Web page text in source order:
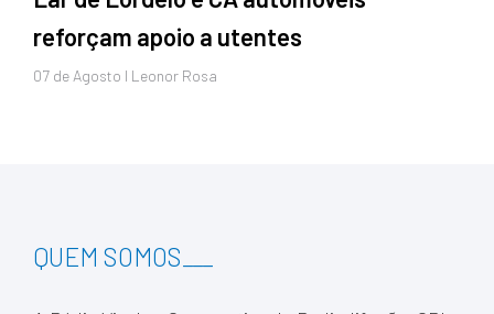
reforçam apoio a utentes
07 de Agosto I Leonor Rosa
QUEM SOMOS